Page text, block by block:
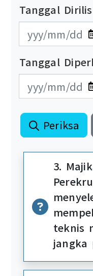
Tanggal Dirilis
發布日期開始
發布日期結束
Tanggal
更新日期開始
更新日期結束
Periksa
3.
teknis
jangka